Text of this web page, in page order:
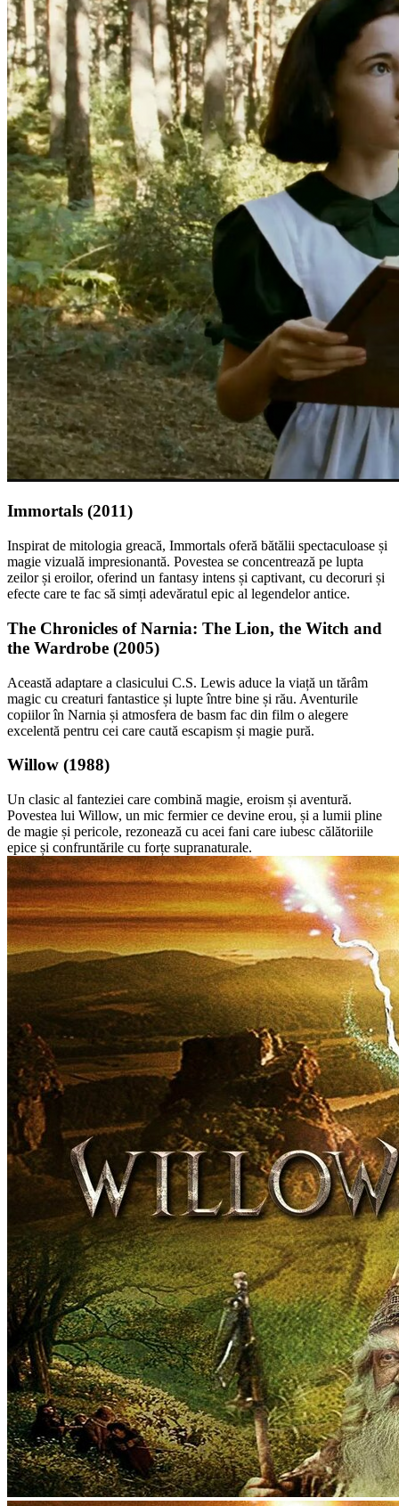
Immortals (2011)
Inspirat de mitologia greacă, Immortals oferă bătălii spectaculoase și
magie vizuală impresionantă. Povestea se concentrează pe lupta
zeilor și eroilor, oferind un fantasy intens și captivant, cu decoruri și
efecte care te fac să simți adevăratul epic al legendelor antice.
The Chronicles of Narnia: The Lion, the Witch and
the Wardrobe (2005)
Această adaptare a clasicului C.S. Lewis aduce la viață un tărâm
magic cu creaturi fantastice și lupte între bine și rău. Aventurile
copiilor în Narnia și atmosfera de basm fac din film o alegere
excelentă pentru cei care caută escapism și magie pură.
Willow (1988)
Un clasic al fanteziei care combină magie, eroism și aventură.
Povestea lui Willow, un mic fermier ce devine erou, și a lumii pline
de magie și pericole, rezonează cu acei fani care iubesc călătoriile
epice și confruntările cu forțe supranaturale.